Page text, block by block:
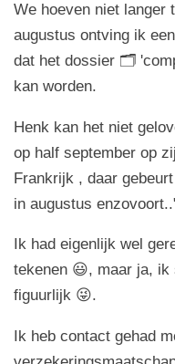
We hoeven niet langer
augustus ontving ik
dat het dossier 🗂️
kan worden.
Henk kan het niet
op half september op
Frankrijk , daar
in augustus
Ik had eigenlijk wel
tekenen 😃, maar ja,
figuurlijk 😜.
Ik heb contact gehad